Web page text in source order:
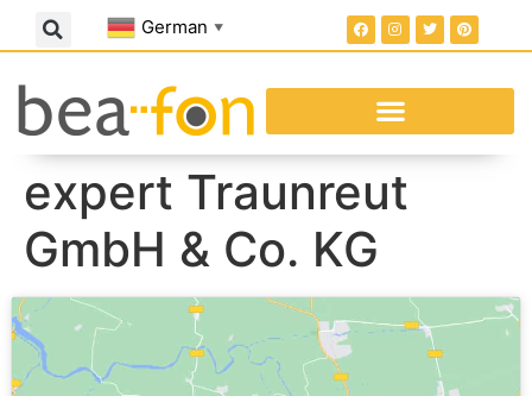
German ▼
expert Traunreut
GmbH & Co. KG